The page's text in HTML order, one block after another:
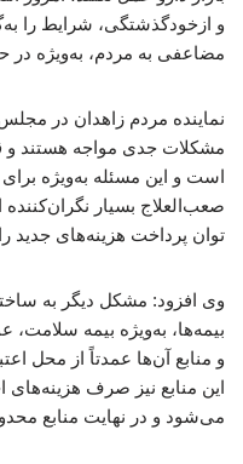
و ازخودگذشتگی، شرایط را
مضاعفی به مردم، به‌ویژه در
نماینده مردم زاهدان در
مشکلات جدی مواجه هستند و
است و این مسئله به‌ویژه
صعب‌العلاج بسیار
توان پرداخت هزینه‌های جدید را
وی افزود: مشکل دیگر به
بیمه‌ها، به‌ویژه بیمه سلامت،
و منابع آن‌ها عمدتاً از محل
این منابع نیز صرف
می‌شود و در نهایت منابع